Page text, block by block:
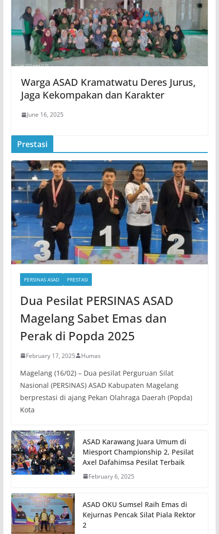
Warga ASAD Kramatwatu Deres Jurus,
Jaga Kekompakan dan Karakter
June 16, 2025
Prestasi
PERSINAS ASAD PRESTASI
Dua Pesilat PERSINAS ASAD
Magelang Sabet Emas dan
Perak di Popda 2025
February 17, 2025 Humas
Magelang (16/02) – Dua pesilat Perguruan Silat
Nasional (PERSINAS) ASAD Kabupaten Magelang
berprestasi di ajang Pekan Olahraga Daerah (Popda)
Kota
ASAD Karawang Juara Umum di
Miesport Championship 2, Pesilat
Axel Dafahimsa Pesilat Terbaik
February 6, 2025
ASAD OKU Sumsel Raih Emas di
Kejurnas Pencak Silat Piala Rektor
2